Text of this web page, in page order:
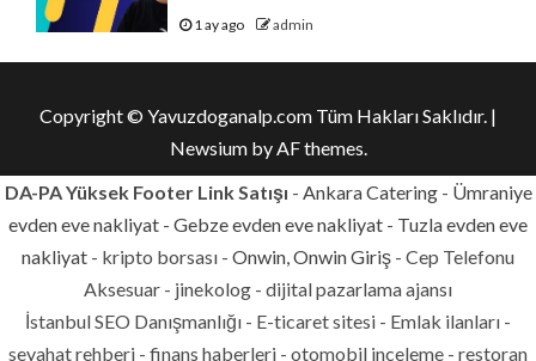
1 ay ago admin
Copyright © Yavuzdoganalp.com Tüm Hakları Saklıdır. |
Newsiumby AF themes.
DA-PA Yüksek Footer Link Satışı - Ankara Catering- Ümraniye
evden eve nakliyat - Gebze evden eve nakliyat - Tuzla evden eve
nakliyat - kripto borsası - Onwin, Onwin Giriş - Cep Telefonu
Aksesuar - jinekolog - dijital pazarlama ajansı
İstanbul SEO Danışmanlığı - E-ticaret sitesi - Emlak ilanları -
seyahat rehberi - finans haberleri - otomobil inceleme - restoran